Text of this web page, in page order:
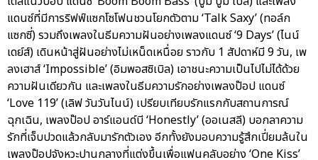
แดนซ์ที่มีการริฟฟ์แซกโซโฟนชวนโยกตัวตาม ‘Talk Saxy’ (ทอล์ก
แซกซี่) รวมถึงเพลงในธีมความฝันอย่างเพลงแดนซ์ ‘9 Days’ (ไนน์
เดย์ส์) เดินหน้าสู่ฝันอย่างไม่เหน็ดเหนื่อย ราวกับ 1 สัปดาห์มี 9 วัน, เพ
ลงเฮาส์ ‘Impossible’ (อิมพอสซิเบิล) เอาชนะความเป็นไปไม่ได้ด้วย
ความฝันเดียวกัน และเพลงในธีมความรักอย่างเพลงป๊อป แดนซ์
‘Love 119’ (เลิฟ วันวันไนน์) เปรียบเทียบรักแรกกับสถานการณ์
ฉุกเฉิน, เพลงป๊อป อาร์แอนด์บี ‘Honestly’ (ออเนสลี) บอกลาความ
รักที่เจ็บปวดแล้วกลับมารักตัวเอง อีกทั้งยังมอบความรู้สึกเปี่ยมล้นใน
เพลงป๊อปจังหวะปานกลางที่แต่งขึ้นเพื่อแฟนคลับอย่าง ‘One Kiss’